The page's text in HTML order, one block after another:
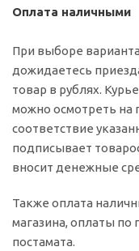
Оплата наличными
При выборе
дожидаетесь
товар в рублях.
можно осмотреть на
соответствие
подписывает
вносит денежные
Также оплата
магазина, оплаты по
постамата.